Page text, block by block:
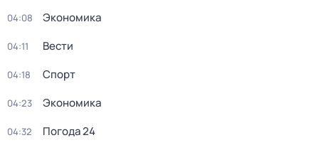
04:08 Экономика
04:11 Вести
04:18 Спорт
04:23 Экономика
04:32 Погода 24